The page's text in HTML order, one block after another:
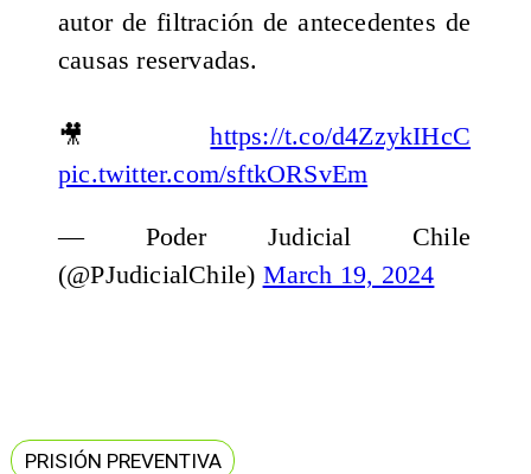
autor de filtración de antecedentes de
causas reservadas.
🎥https://t.co/d4ZzykIHcC
pic.twitter.com/sftkORSvEm
— Poder Judicial Chile
(@PJudicialChile) March 19, 2024
PRISIÓN PREVENTIVA